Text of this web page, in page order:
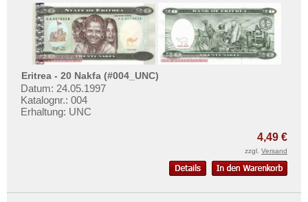
Nepal
Niederländisch Indien
Nordkorea
Oman
Pakistan
Philippinen
Preislisten
Ankauf
Erhaltungsgrade
Gratisbanknoten
FAQ
Privatsphäre und Datenschutz
Widerrufsbelehrung
Eritrea - 20 Nakfa (#004_UNC)
Datum: 24.05.1997
Katalognr.: 004
Erhaltung: UNC
4,49 €
zzgl. Versand